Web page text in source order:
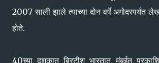
2007 साली झाले त्याच्या दोन वर्षे अगोदरपर्यंत
होते.
40च्या दशकात ब्रिटीश भारतात मुंबईत